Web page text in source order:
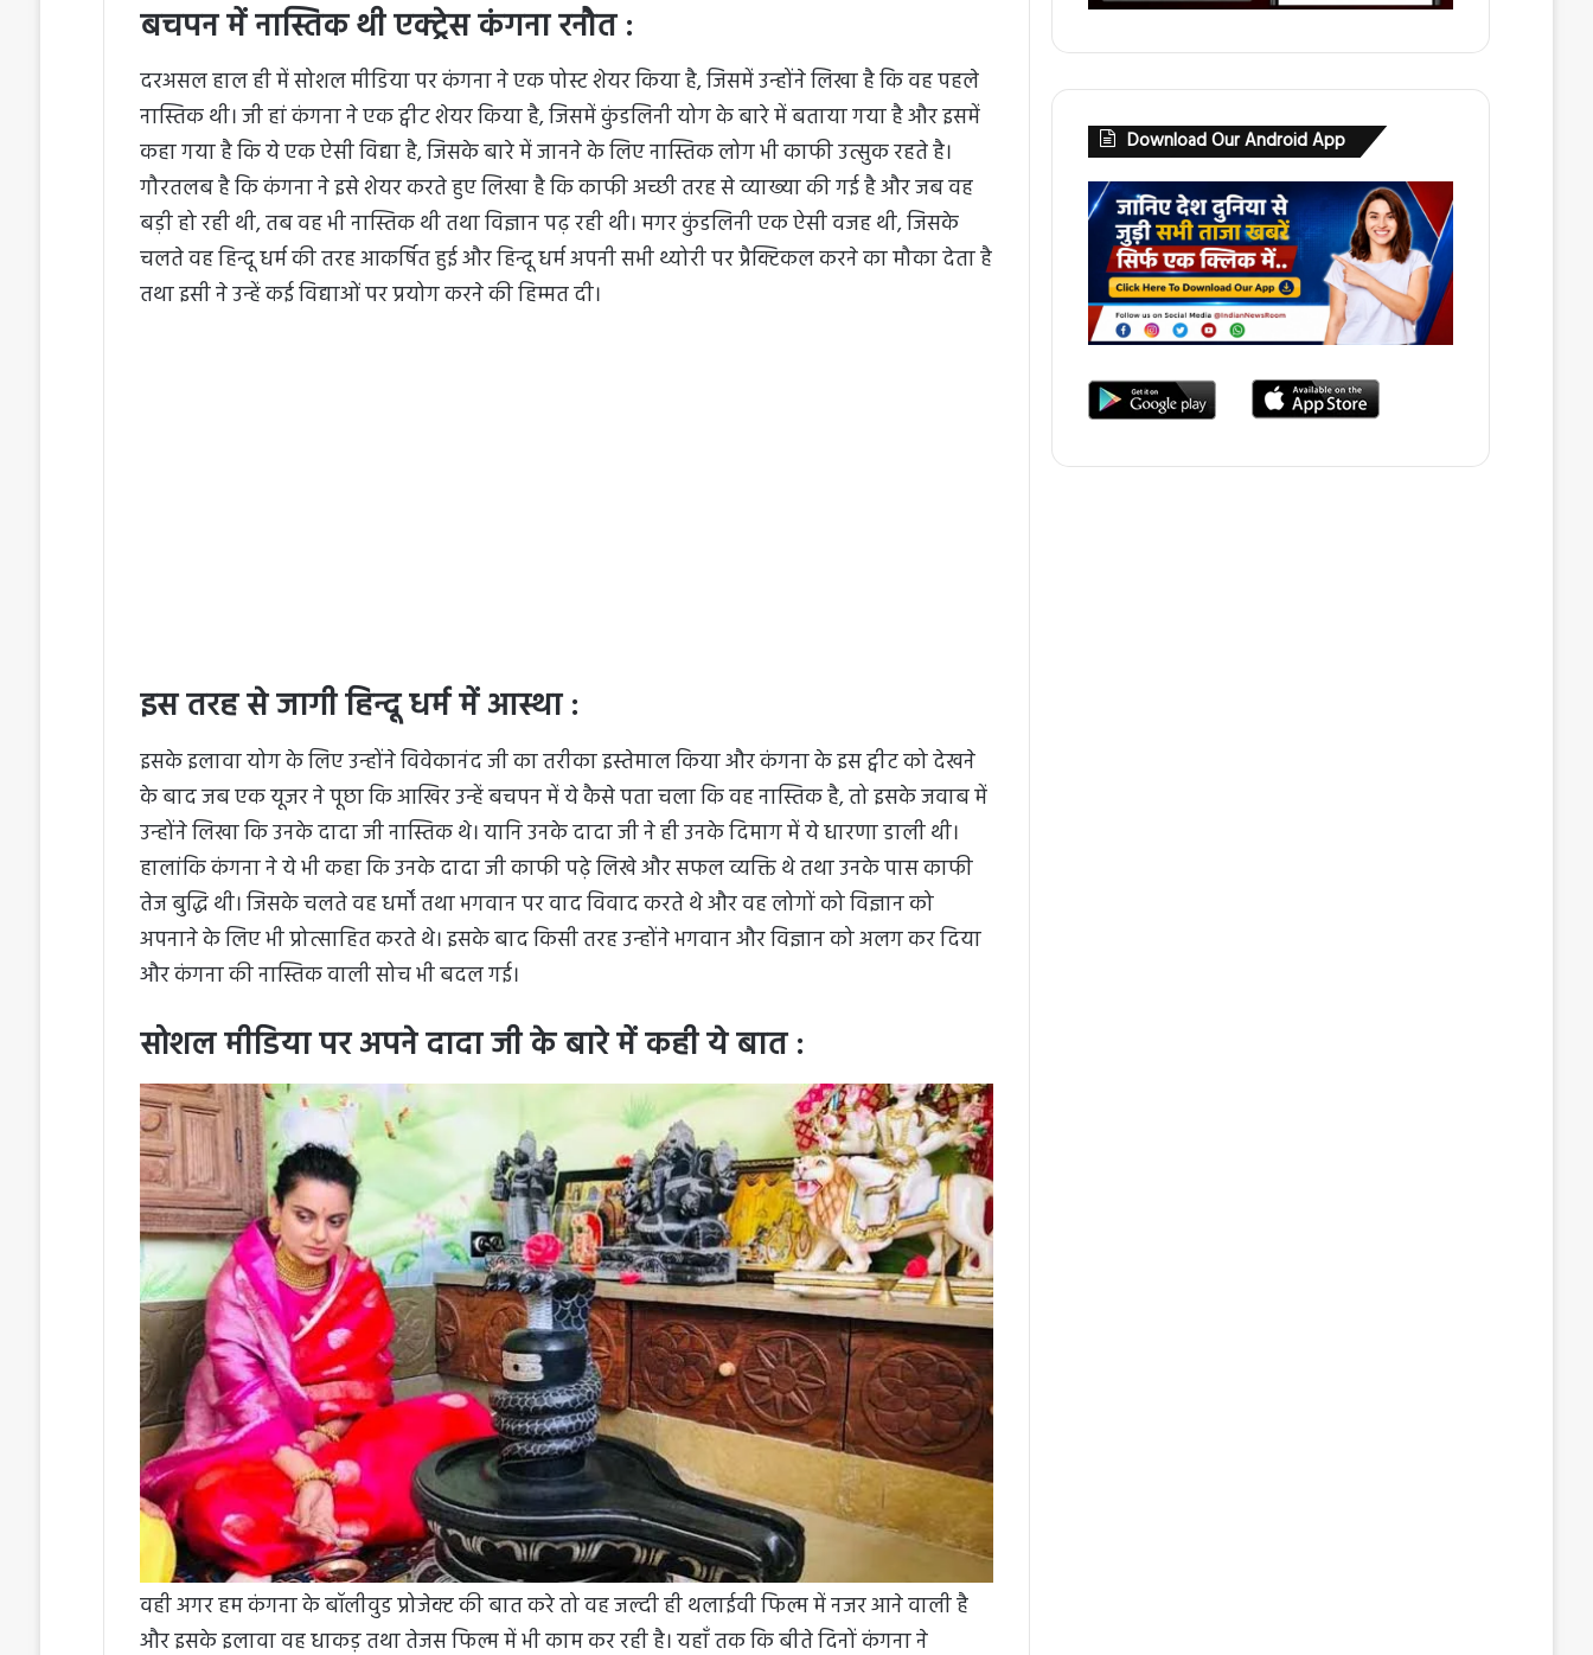
बचपन में नास्तिक थी एक्ट्रेस कंगना रनौत :
दरअसल हाल ही में सोशल मीडिया पर कंगना ने एक पोस्ट शेयर किया है, जिसमें उन्होंने लिखा है कि वह पहले
नास्तिक थी। जी हां कंगना ने एक ट्वीट शेयर किया है, जिसमें कुंडलिनी योग के बारे में बताया गया है और इसमें
कहा गया है कि ये एक ऐसी विद्या है, जिसके बारे में जानने के लिए नास्तिक लोग भी काफी उत्सुक रहते है।
गौरतलब है कि कंगना ने इसे शेयर करते हुए लिखा है कि काफी अच्छी तरह से व्याख्या की गई है और जब वह
बड़ी हो रही थी, तब वह भी नास्तिक थी तथा विज्ञान पढ़ रही थी। मगर कुंडलिनी एक ऐसी वजह थी, जिसके
चलते वह हिन्दू धर्म की तरह आकर्षित हुई और हिन्दू धर्म अपनी सभी थ्योरी पर प्रैक्टिकल करने का मौका देता है
तथा इसी ने उन्हें कई विद्याओं पर प्रयोग करने की हिम्मत दी।
इस तरह से जागी हिन्दू धर्म में आस्था :
इसके इलावा योग के लिए उन्होंने विवेकानंद जी का तरीका इस्तेमाल किया और कंगना के इस ट्वीट को देखने
के बाद जब एक यूजर ने पूछा कि आखिर उन्हें बचपन में ये कैसे पता चला कि वह नास्तिक है, तो इसके जवाब में
उन्होंने लिखा कि उनके दादा जी नास्तिक थे। यानि उनके दादा जी ने ही उनके दिमाग में ये धारणा डाली थी।
हालांकि कंगना ने ये भी कहा कि उनके दादा जी काफी पढ़े लिखे और सफल व्यक्ति थे तथा उनके पास काफी
तेज बुद्धि थी। जिसके चलते वह धर्मों तथा भगवान पर वाद विवाद करते थे और वह लोगों को विज्ञान को
अपनाने के लिए भी प्रोत्साहित करते थे। इसके बाद किसी तरह उन्होंने भगवान और विज्ञान को अलग कर दिया
और कंगना की नास्तिक वाली सोच भी बदल गई।
सोशल मीडिया पर अपने दादा जी के बारे में कही ये बात :
वही अगर हम कंगना के बॉलीवुड प्रोजेक्ट की बात करे तो वह जल्दी ही थलाईवी फिल्म में नजर आने वाली है
और इसके इलावा वह धाकड़ तथा तेजस फिल्म में भी काम कर रही है। यहाँ तक कि बीते दिनों कंगना ने
Download Our Android App